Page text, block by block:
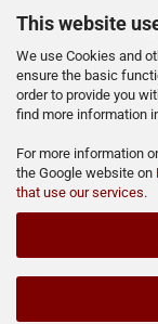
This website
We use Cookies and
ensure the basic
order to provide you
find more information
For more information
the Google website on
that use our services.